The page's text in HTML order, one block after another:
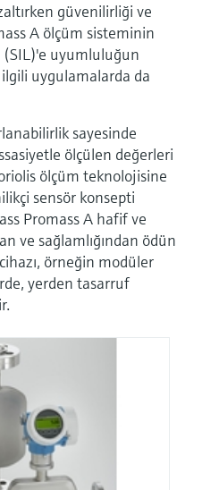
güvenilirliği ve
A ölçüm sisteminin
uyumluluğun
uygulamalarda da
sayesinde
ölçülen değerleri
ölçüm teknolojisine
sensör konsepti
Promass A hafif ve
ve sağlamlığından ödün
örneğin modüler
yerden tasarruf